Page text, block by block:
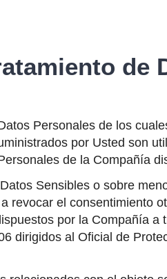
de
Personales de los
por Usted son
de la Compañía
Sensibles o sobre
revocar el consentimiento
por la Compañía
dirigidos al Oficial de